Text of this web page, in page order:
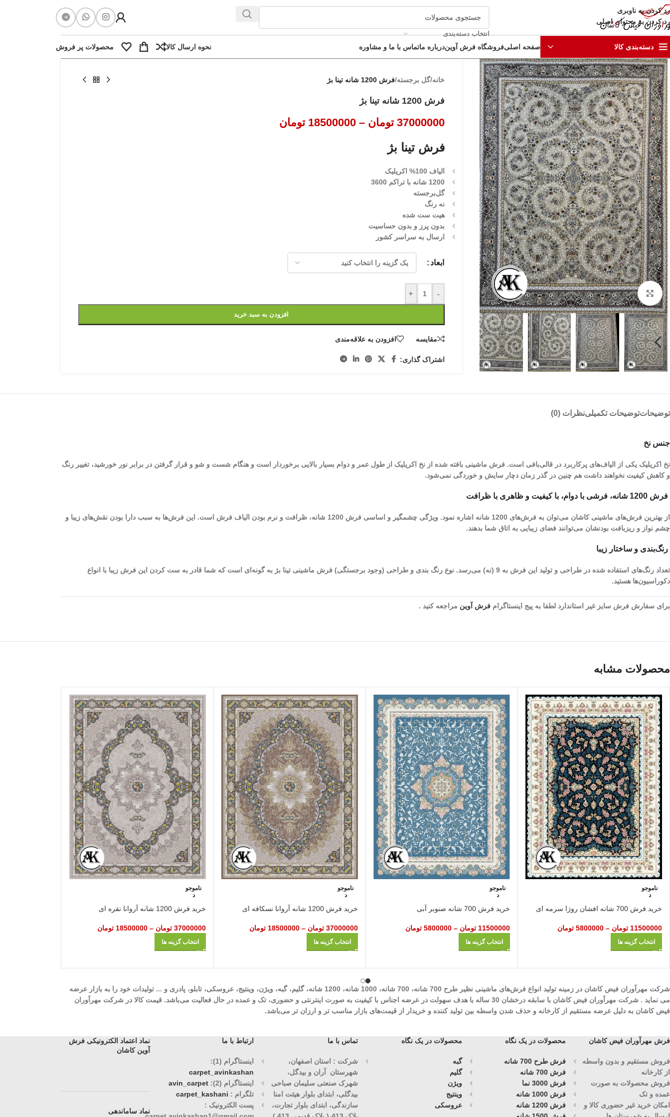
رد کردن به ناوبری
رد کردن به محتوای اصلی
انتخاب دسته‌بندی
دسته‌بندی کالا صفحه اصلیفروشگاه فرش آویندرباره ماتماس با ما و مشاوره نحوه ارسال کالا محصولات پر فروش
بزرگنمایی تصویر
خانه/گل برجسته/فرش 1200 شانه تینا بژ
فرش 1200 شانه تینا بژ
37000000 تومان –
18500000 تومان
فرش تینا بژ
الیاف 100% اکریلیک
1200 شانه با تراکم 3600
گل‌برجسته
نه رنگ
هیت ست شده
بدون پرز و بدون حساسیت
ارسال به سراسر کشور
ابعاد
-
+
افزودن به سبد خرید
مقایسه افزودن به علاقه‌مندی
اشتراک گذاری:
توضیحاتتوضیحات تکمیلینظرات (0)
جنس نخ
نخ اکریلیک یکی از الیاف­‌های پرکاربرد در قالی‌بافی است. فرش ماشینی بافته شده از نخ اکریلیک از طول عمر و دوام بسیار بالایی برخوردار است و هنگام شست و شو و قرار گرفتن در برابر نور خورشید، تغییر رنگ
و کاهش کیفیت نخواهند داشت هم چنین در گذر زمان دچار سایش و خوردگی نمی‌شود.
فرش 1200 شانه، فرشی با دوام، با کیفیت و ظاهری با ظرافت
از بهترین فرش‌های ماشینی کاشان می‌توان به فرش‌های 1200 شانه اشاره نمود. ویژگی چشمگیر و اساسی فرش 1200 شانه، ظرافت و نرم بودن الیاف فرش است. این فرش‌ها به سبب دارا بودن نقش‌های زیبا و
چشم نواز و ریز‌بافت بودنشان می‌توانند فضای زیبایی به اتاق شما بدهند.
رنگ‌بندی و ساختار زیبا
تعداد رنگ‌های استفاده شده در طراحی و تولید این فرش به 9 (نه) می‌رسد. نوع رنگ بندی و طراحی (وجود برجستگی) فرش ماشینی تینا بژ به گونه‌ای است که شما قادر به ست کردن این فرش زیبا با انواع
دکوراسیون‌ها هستید.
برای سفارش فرش سایز غیر استاندارد لطفا به پیج اینستاگرام فرش آوین مراجعه کنید .
محصولات مشابه
ناموجو
د
خرید فرش 700 شانه افشان روژا سرمه ای
11500000 تومان –
5800000 تومان
انتخاب گزینه ها
ناموجو
د
خرید فرش 700 شانه صنوبر آبی
11500000 تومان –
5800000 تومان
انتخاب گزینه ها
ناموجو
د
خرید فرش 1200 شانه آروانا نسکافه ای
37000000 تومان –
18500000 تومان
انتخاب گزینه ها
ناموجو
د
خرید فرش 1200 شانه آروانا نقره‌ ای
37000000 تومان –
18500000 تومان
انتخاب گزینه ها
شرکت مهرآوران فیض کاشان در زمینه تولید انواع فرش‌های ماشینی نظیر طرح 700 شانه، 700 شانه، 1000 شانه، 1200 شانه، گلیم، گبه، ویژن، وینتیج، عروسکی، تابلو، پادری و ... تولیدات خود را به بازار عرضه
می نماید . شرکت مهرآوران فیض کاشان با سابقه درخشان 30 ساله با هدف سهولت در عرضه اجناس با کیفیت به صورت اینترنتی و حضوری، تک و عمده در حال فعالیت می‌باشد. قیمت کالا در شرکت مهرآوران
فیض کاشان به دلیل عرضه مستقیم از کارخانه و حذف شدن واسطه بین تولید کننده و خریدار از قیمت‌های بازار مناسب تر و ارزان تر می‌باشد.
فرش مهرآوران فیض کاشان
فروش مستقیم و بدون واسطه
از کارخانه
فروش محصولات به صورت
عمده و تک
امکان خرید غیر حضوری کالا و
محصولات در یک نگاه
فرش طرح 700 شانه
فرش 700 شانه
فرش 3000 نما
فرش 1000 شانه
فرش 1200 شانه
محصولات در یک نگاه
گبه
گلیم
ویژن
وینتیج
عروسکی
تماس با ما
شرکت : استان اصفهان،
شهرستان آران و بیدگل،
شهرک صنعتی سلیمان صباحی
بیدگلی، ابتدای بلوار هیئت امنا
سازندگی، ابتدای بلوار تجارت،
ارتباط با ما
اینستاگرام (1):
carpet_avinkashan
اینستاگرام (2):
avin_carpet
تلگرام : carpet_kashani
پست الکترونیک :
نماد اعتماد الکترونیکی فرش
آوین کاشان
نماد ساماندهی